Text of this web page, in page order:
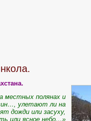
местных полянах и
улетают ли на
дожди или засуху,
или ясное небо…»